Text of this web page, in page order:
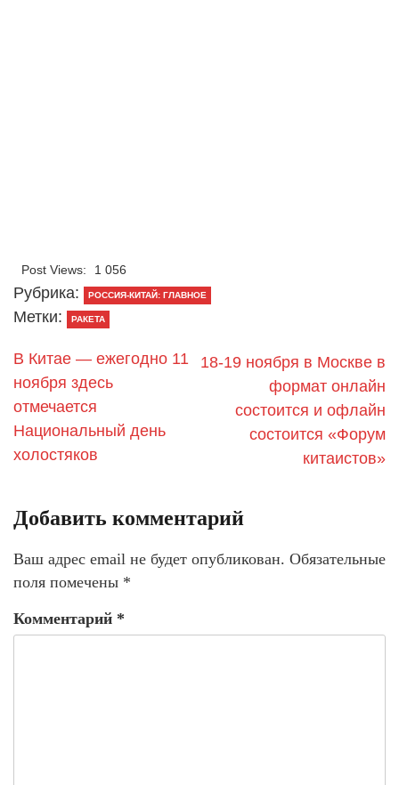
Post Views: 1 056
Рубрика: РОССИЯ-КИТАЙ: ГЛАВНОЕ
Метки: РАКЕТА
В Китае — ежегодно 11
ноября здесь
отмечается
Национальный день
холостяков
18-19 ноября в Москве в
формат онлайн
состоится и офлайн
состоится «Форум
китаистов»
Добавить комментарий
Ваш адрес email не будет опубликован. Обязательные
поля помечены *
Комментарий *